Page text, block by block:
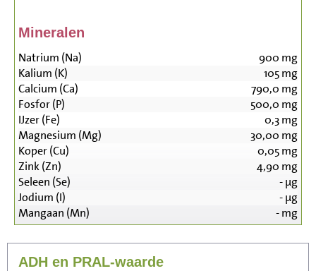
Mineralen
Natrium (Na) 900 mg
Kalium (K)
105mg
Calcium (Ca)
790,0 mg
Fosfor (P)
500,0 mg
IJzer (Fe)
0,3mg
Magnesium (Mg)
30,00 mg
Koper (Cu)
0,05mg
Zink (Zn)
4,90 mg
Seleen (Se)
-µg
Jodium (I)
-µg
Mangaan (Mn)
-mg
ADH en PRAL-waarde